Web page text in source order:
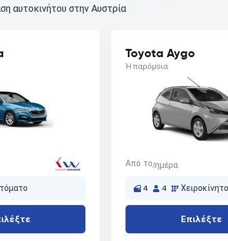
αυτοκινήτου στην Αυστρία
Toyota Aygo
Ή παρόμοια
Από το/ημέρα
4 4 Χειροκίνητο
Επιλέξτε